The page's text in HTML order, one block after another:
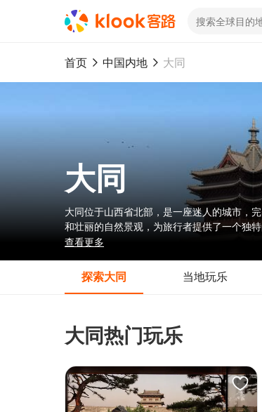
首页 中国内地 大同
大同
大同位于山西省北部，是一座迷人的城市，
和壮丽的自然景观，为旅行者提供了一个独
区，它也提供了历史地标与自然美景的独特
查看更多
探索大同 当地玩乐
大同热门玩乐